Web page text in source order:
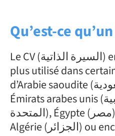
Qu’est-ce
Le CV (السيرة الذاتية) en langue arabe est
plus utilisé dans
d’Arabie saoudite (الدولة العربية السعودية),
Émirats arabes unis (الإمارات العربية
المتحدة), Égypte (مصر), Maroc (المغرب),